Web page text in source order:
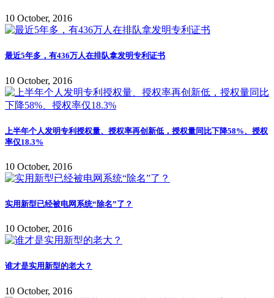
10 October, 2016
最近5年多，有436万人在排队拿发明专利证书
10 October, 2016
上半年个人发明专利授权量、授权率再创新低，授权量同比下降58%、授权
率仅18.3%
10 October, 2016
实用新型已经被电网系统“除名”了？
10 October, 2016
谁才是实用新型的老大？
10 October, 2016